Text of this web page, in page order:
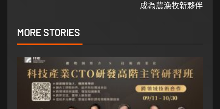
成為農漁牧新夥伴
MORE STORIES